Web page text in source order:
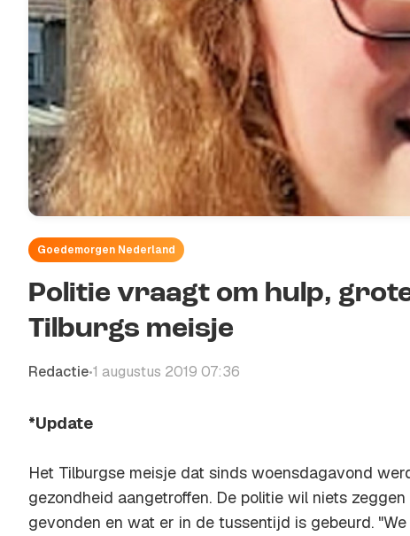
Goedemorgen Nederland
Politie vraagt om hulp,
Tilburgs meisje
Redactie•1 augustus 2019 07:36
*Update
Het Tilburgse meisje dat sinds woensdagavond
gezondheid aangetroffen. De politie wil niets
gevonden en wat er in de tussentijd is gebeurd.